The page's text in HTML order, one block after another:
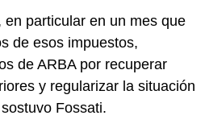
en particular en un mes que
de esos impuestos,
de ARBA por recuperar
y regularizar la situación
Fossati.